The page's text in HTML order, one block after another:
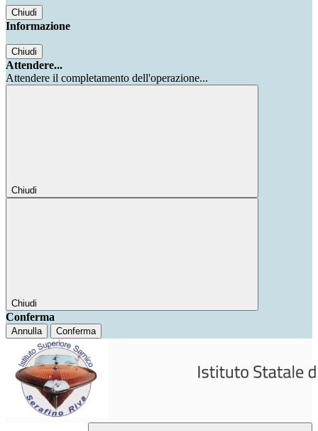
Chiudi
Informazione
Chiudi
Attendere...
Attendere il completamento dell'operazione...
Chiudi
Chiudi
Conferma
Annulla Conferma